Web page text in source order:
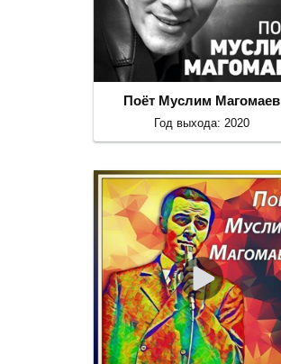
Поёт Муслим Магомаев
Год выхода: 2020